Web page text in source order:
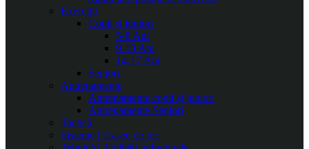
Exerciții
Copii și juniori
5-8 Ani
9-13 Ani
14-17 Ani
Seniori
Antrenamente
Antrenamente copii și juniori
Antrenamente Seniori
Tactică
Sisteme | Trasee de joc